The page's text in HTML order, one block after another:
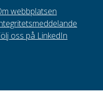
webbplatsen
oss på LinkedIn